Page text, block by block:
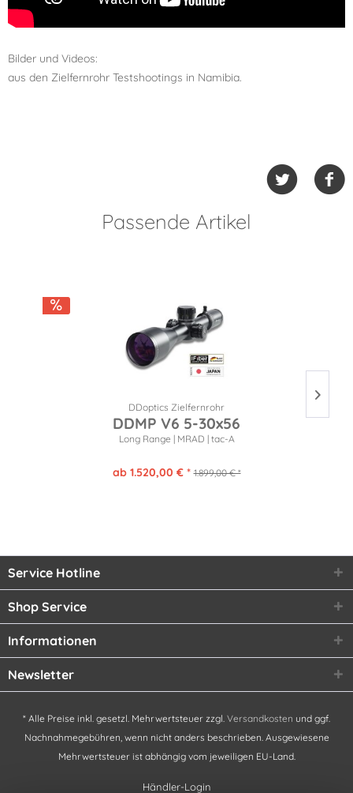
Bilder und Videos:
aus den Zielfernrohr Testshootings in Namibia.
Passende Artikel
DDoptics Zielfernrohr
DDMP V6 5-30x56
Long Range | MRAD | tac-A
ab 1.520,00 € * 1.899,00 € *
Service Hotline
Shop Service
Informationen
Newsletter
* Alle Preise inkl. gesetzl. Mehrwertsteuer zzgl. Versandkosten und ggf.
Nachnahmegebühren, wenn nicht anders beschrieben. Ausgewiesene
Mehrwertsteuer ist abhängig vom jeweiligen EU-Land.
Händler-Login